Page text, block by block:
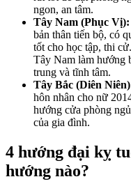
ngon, an tâm.
Tây Nam (Phục Vị):
bản thân tiến bộ, có
tốt cho học tập, thi
Tây Nam làm hướng
trung và tĩnh tâm.
Tây Bắc (Diên
hôn nhân cho nữ
hướng cửa phòng
của gia đình.
4 hướng đại kỵ
hướng nào?